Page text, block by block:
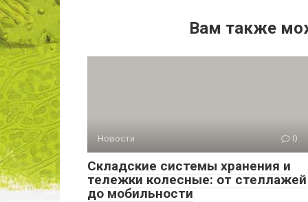
Вам также
Новости 0
Складские системы хранения и
тележки колесные: от стеллажей
до мобильности